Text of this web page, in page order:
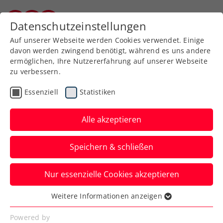
Zurück zur Newsübersicht
Turniere
Trotz verpasster
Premiere: Schwärzler
„superhappy“ über 1. ITF-
Finale in Antalya
Erst die Nummer eins des Turniers,
Seriensieger Filip Cristian Jianu, kann den
ÖTV-Vertragsspieler stoppen.
Datenschutzeinstellungen
Auf unserer Webseite werden Cookies verwendet. Einige
davon werden zwingend benötigt, während es uns andere
ermöglichen, Ihre Nutzererfahrung auf unserer Webseite
zu verbessern.
Essenziell Statistiken
Alle akzeptieren
Speichern & schließen
Nur essenzielle Cookies akzeptieren
Essenziell
Essenzielle Cookies werden für grundlegende
Weitere Informationen anzeigen
Powered by